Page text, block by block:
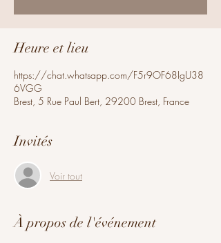
Heure et lieu
https://chat.whatsapp.com/F5r9OF68IgU38
6VGG
Brest, 5 Rue Paul Bert, 29200 Brest, France
Invités
Voir tout
À propos de l'événement